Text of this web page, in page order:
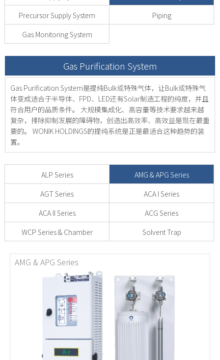
Precursor Supply System
Piping
Gas Monitoring System
Gas Purification System
Gas Purification System是提纯Bulk或特殊气体，让Bulk或特殊气
体变成适合于半导体、FPD、LED还有Solar制造工程的纯度，并且
符合用户的品质条件。
大规模集成化、高容量等技术要求越来越
复杂，排除抑制发展的障碍物，创造出高效率、高效益是现在最重
要的。 WONIK HOLDINGS的提纯系统是正是最适合这种趋势的装
置。
ALP Series
AMG & APG Series
AGT Series
ACA I Series
ACA II Series
ACG Series
WCP Series & Chamber
Solvent Trap
AMG & APG Series